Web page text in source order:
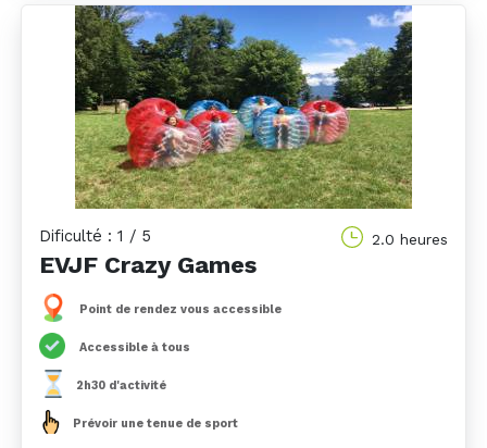
Dificulté : 1 / 5 2.0 heures
EVJF Crazy Games
Point de rendez vous accessible
Accessible à tous
2h30 d'activité
Prévoir une tenue de sport